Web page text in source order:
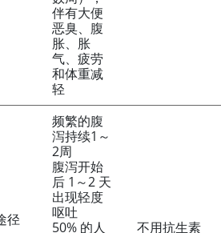
伴有大便
恶臭、腹
胀、胀
气、疲劳
和体重减
轻
径
频繁的腹
泻持续1～
2周
腹泻开始
后 1～2 天
出现轻度
呕吐
50% 的人
不用抗生素